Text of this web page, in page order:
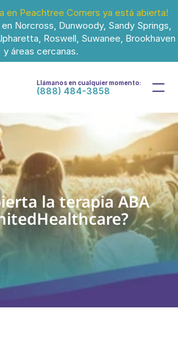
en Peachtree Corners ya está abierta!
Norcross, Dunwoody, Sandy Springs,
Roswell, Suwanee, Brookhaven
y áreas cercanas.
Llámanos en cualquier momento:
(888) 484-3858
la terapia ABA